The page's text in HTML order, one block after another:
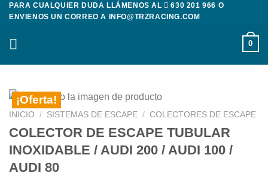
Saltar
contenido
PARA CUALQUIER DUDA LLÁMENOS AL 630 201 966 O
ENVIENOS UN CORREO A
INFO@TRZRACING.COM
0
¡Oferta!
INICIO / SISTEMAS DE ESCAPE / COLECTORES DE ESCAPE
COLECTOR DE ESCAPE TUBULAR
INOXIDABLE / AUDI 200 / AUDI 100 /
AUDI 80